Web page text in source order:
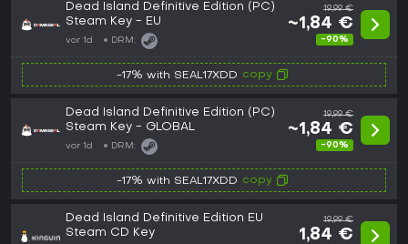
Dead Island Definitive Edition (PC)
Steam Key - EU
vor 1d DRM:
19,99 €
~1,84 €
-90%
-17% with SEAL17XDD copy
Dead Island Definitive Edition (PC)
Steam Key - GLOBAL
vor 1d DRM:
19,99 €
~1,84 €
-90%
-17% with SEAL17XDD copy
Dead Island Definitive Edition EU
Steam CD Key
19,99 €
1,84 €